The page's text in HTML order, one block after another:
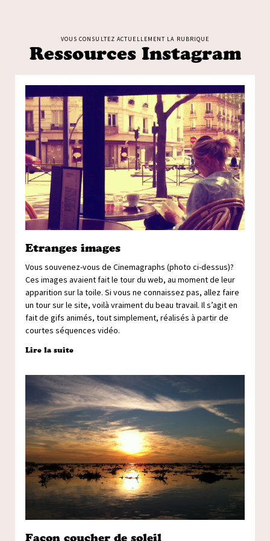
VOUS CONSULTEZ ACTUELLEMENT LA RUBRIQUE
Ressources Instagram
Etranges images
Vous souvenez-vous de Cinemagraphs (photo ci-dessus)?
Ces images avaient fait le tour du web, au moment de leur
apparition sur la toile. Si vous ne connaissez pas, allez faire
un tour sur le site, voilà vraiment du beau travail. Il s’agit en
fait de gifs animés, tout simplement, réalisés à partir de
courtes séquences vidéo.
Lire la suite
Façon coucher de soleil